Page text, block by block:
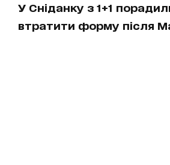
У Сніданку з 1+1
втратити форму після